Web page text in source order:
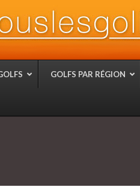
GOLFS PAR RÉGION